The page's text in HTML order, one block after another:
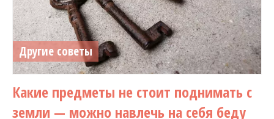
Другие советы
Какие предметы не стоит поднимать с
земли — можно навлечь на себя беду